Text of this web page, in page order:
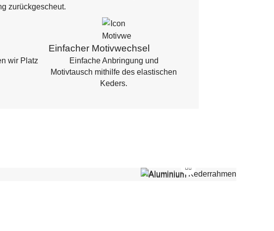
zurückgescheut.
wir Platz
Einfacher Motivwechsel
Einfache Anbringung und
Motivtausch mithilfe des elastischen
Keders.